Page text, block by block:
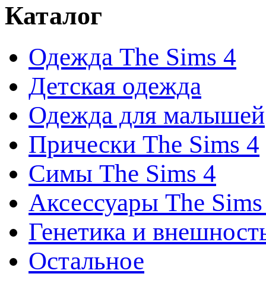
Каталог
Одежда The Sims 4
Детская одежда
Одежда для малышей
Прически The Sims 4
Симы The Sims 4
Аксессуары The
Генетика и
Остальное